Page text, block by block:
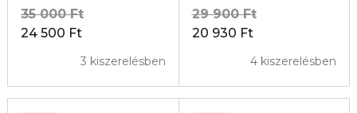
24 500 Ft
35 000 Ft
3 kiszerelésben
20 930 Ft
29 900 Ft
4 kiszerelésben